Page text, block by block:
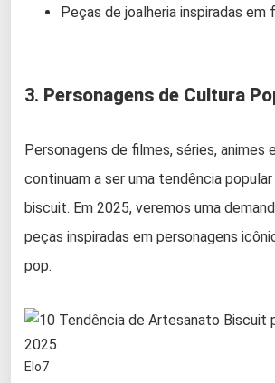
Peças de joalheria inspiradas em
3. Personagens de Cultura
Personagens de filmes, séries, animes
continuam a ser uma tendência
biscuit. Em 2025, veremos uma
peças inspiradas em personagens
pop.
Elo7